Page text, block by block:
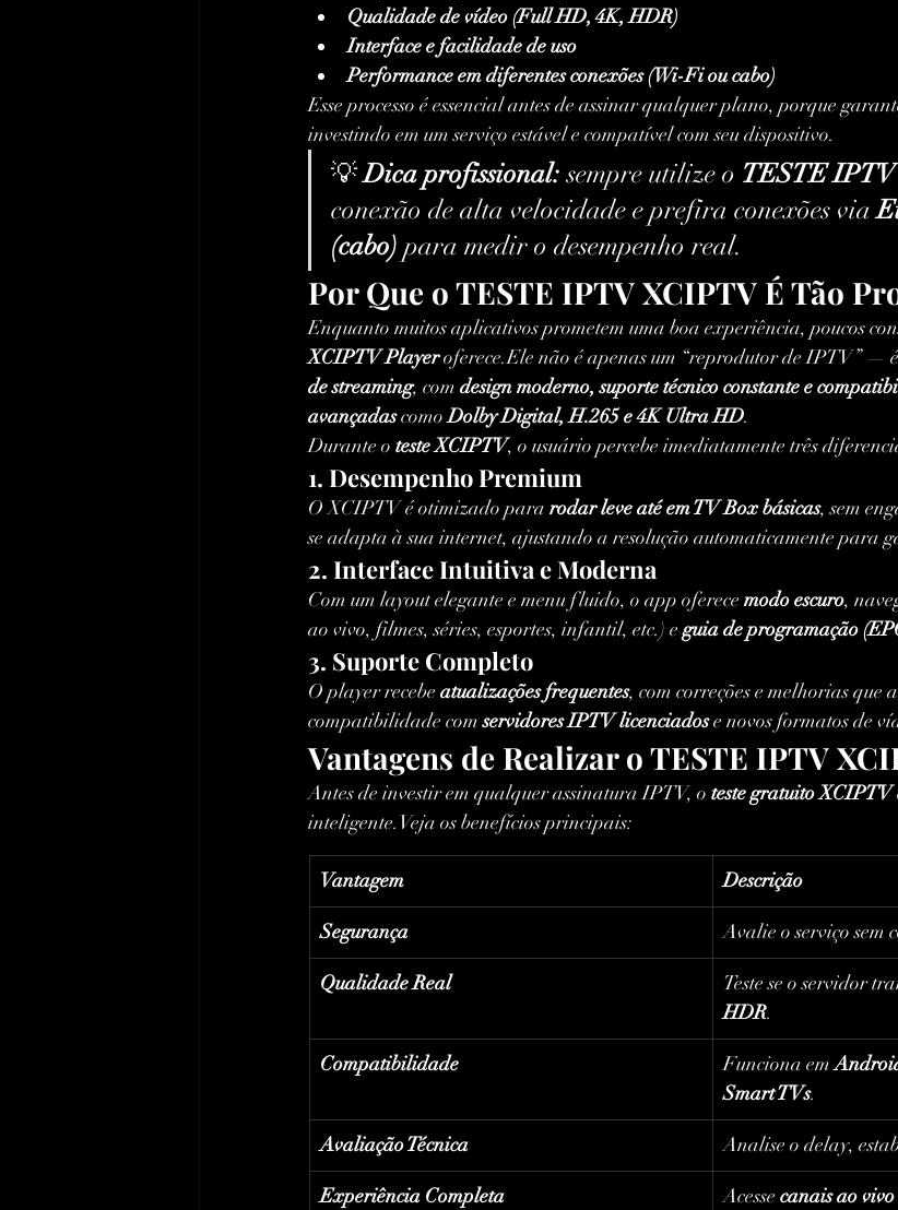
Qualidade de vídeo (Full HD, 4K, HDR)
Interface e facilidade de uso
Performance em diferentes conexões (Wi-Fi ou cabo)
Esse processo é essencial antes de assinar qualquer plano, porque
investindo em um serviço estável e compatível com seu dispositivo.
💡 Dica profissional: sempre utilize o TESTE
conexão de alta velocidade e prefira conexões via
(cabo) para medir o desempenho real.
Por Que o TESTE IPTV XCIPTV É Tão
Enquanto muitos aplicativos prometem uma boa experiência, poucos
XCIPTV Player oferece.Ele não é apenas um “reprodutor de IPTV” —
de streaming, com design moderno, suporte técnico constante e
avançadas como Dolby Digital, H.265 e 4K Ultra HD.
Durante o teste XCIPTV, o usuário percebe imediatamente três
1. Desempenho Premium
O XCIPTV é otimizado para rodar leve até em TV Box básicas, sem
se adapta à sua internet, ajustando a resolução automaticamente para
2. Interface Intuitiva e Moderna
Com um layout elegante e menu fluido, o app oferece modo escuro,
ao vivo, filmes, séries, esportes, infantil, etc.) e guia de programação
3. Suporte Completo
O player recebe atualizações frequentes, com correções e melhorias que
compatibilidade com servidores IPTV licenciados e novos formatos de
Vantagens de Realizar o TESTE IPTV
Antes de investir em qualquer assinatura IPTV, o teste gratuito XCIPTV
inteligente.Veja os benefícios principais:
Vantagem Descrição
Segurança Avalie o serviço sem
Qualidade Real Teste se o servidor
HDR.
Compatibilidade Funciona em
Smart TVs.
Avaliação Técnica Analise o delay,
Experiência Completa Acesse canais ao